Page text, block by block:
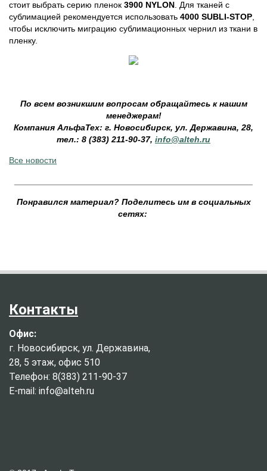
стоит выбрать серию пленок 3900 NYLON . Для тканей с
сублимацией рекомендуется использовать 4000 SUBLI-STOP
чтобы исключить миграцию сублимационных чернил из ткани в
пленку.
По всем возникшим вопросам обращайтесь к нашим
менеджерам!
Компания АльфаТех: г. Новосибирск, ул. Державина, 28,
тел.: 8 (383) 211-90-37, info@alteh.ru
Все новости
Понравился материал? Поделитесь им в социальных
сетях:
Контакты
Офис:
г. Новосибирск, ул. Державина,
28, 5 этаж, офис 510
Телефон: 8(383) 211-90-37
E-mail: info@alteh.ru